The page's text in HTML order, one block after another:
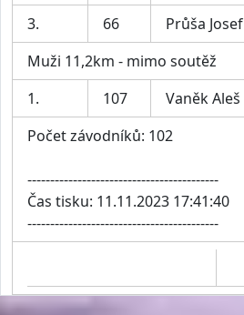
3.
66 Průša Josef
Muži 11,2km - mimo soutěž
1.
107 Vaněk Aleš
Počet závodníků: 102
------------------------------------------
Čas tisku: 11.11.2023 17:41:40
------------------------------------------